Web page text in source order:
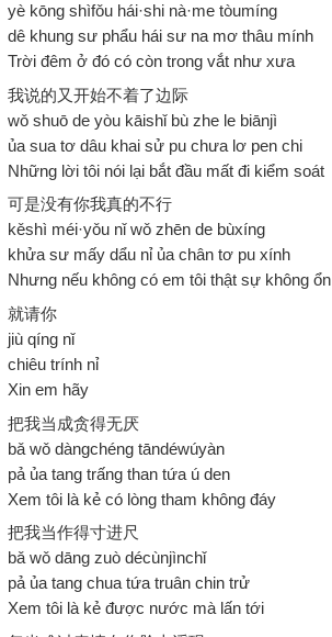
yè kōng shìfǒu hái·shi nà·me tòumíng
dê khung sư phẩu hái sư na mơ thâu mính
Trời đêm ở đó có còn trong vắt như xưa
我说的又开始不着了边际
wǒ shuō de yòu kāishǐ bù zhe le biānjì
ủa sua tơ dâu khai sử pu chưa lơ pen chi
Những lời tôi nói lại bắt đầu mất đi kiểm soát
可是没有你我真的不行
kěshì méi·yǒu nǐ wǒ zhēn de bùxíng
khửa sư mấy dẩu nỉ ủa chân tơ pu xính
Nhưng nếu không có em tôi thật sự không ổn
就请你
jiù qíng nǐ
chiêu trính nỉ
Xin em hãy
把我当成贪得无厌
bǎ wǒ dàngchéng tāndéwúyàn
pả ủa tang trấng than tứa ú den
Xem tôi là kẻ có lòng tham không đáy
把我当作得寸进尺
bǎ wǒ dāng zuò décùnjìnchǐ
pả ủa tang chua tứa truân chin trử
Xem tôi là kẻ được nước mà lấn tới